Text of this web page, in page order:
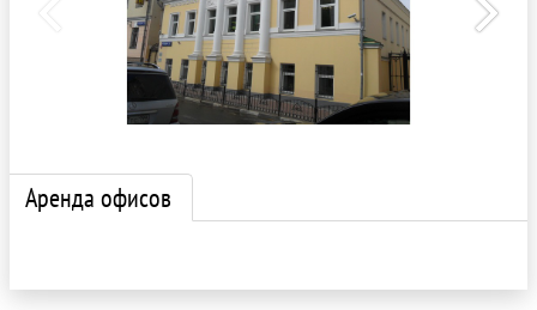
Аренда офисов